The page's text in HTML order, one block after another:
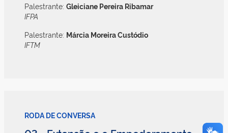
Palestrante: Gleiciane Pereira Ribamar
IFPA
Palestrante: Márcia Moreira Custódio
IFTM
RODA DE CONVERSA